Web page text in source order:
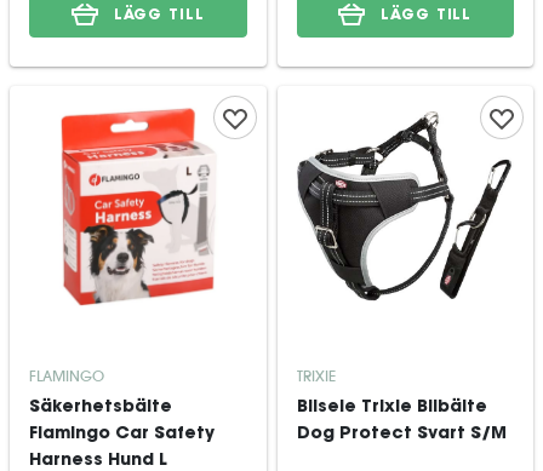
LÄGG TILL LÄGG TILL
FLAMINGO
Säkerhetsbälte
Flamingo Car Safety
Harness Hund L
TRIXIE
Bilsele Trixie Bilbälte
Dog Protect Svart S/M